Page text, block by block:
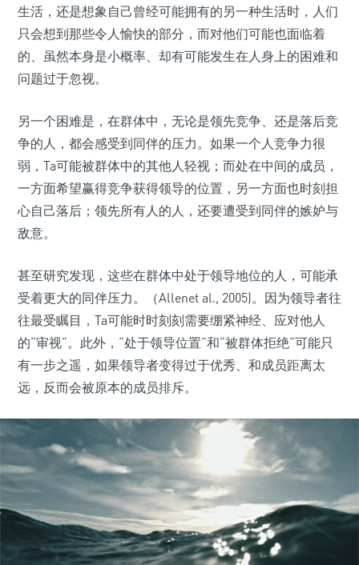
生活，还是想象自己曾经可能拥有的另一种生活时，人们
只会想到那些令人愉快的部分，而对他们可能也面临着
的、虽然本身是小概率、却有可能发生在人身上的困难和
问题过于忽视。
另一个困难是，在群体中，无论是领先竞争、还是落后竞
争的人，都会感受到同伴的压力。如果一个人竞争力很
弱，Ta可能被群体中的其他人轻视；而处在中间的成员，
一方面希望赢得竞争获得领导的位置，另一方面也时刻担
心自己落后；领先所有人的人，还要遭受到同伴的嫉妒与
敌意。
甚至研究发现，这些在群体中处于领导地位的人，可能承
受着更大的同伴压力。（Allenet al., 2005)。因为领导者往
往最受瞩目，Ta可能时时刻刻需要绷紧神经、应对他人
的“审视”。此外，“处于领导位置”和“被群体拒绝”可能只
有一步之遥，如果领导者变得过于优秀、和成员距离太
远，反而会被原本的成员排斥。